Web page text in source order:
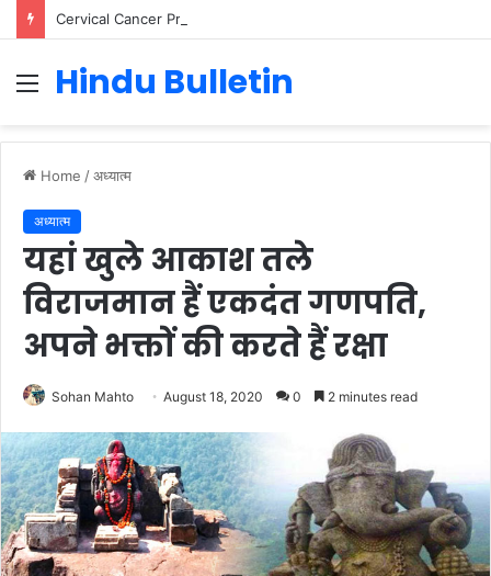
Menu
Hindu Bulletin
Home /अध्यात्म
अध्यात्म
यहां खुले आकाश तले
विराजमान हैं एकदंत गणपति,
अपने भक्तों की करते हैं रक्षा
Sohan Mahto August 18, 2020 0 2 minutes read